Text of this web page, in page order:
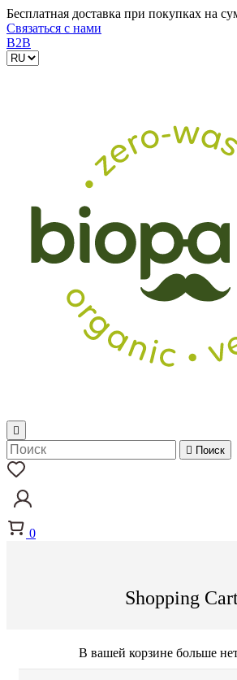
Бесплатная доставка при покупках на
Связаться с нами
B2B

 Поиск
0
Shopping
В вашей корзине больше